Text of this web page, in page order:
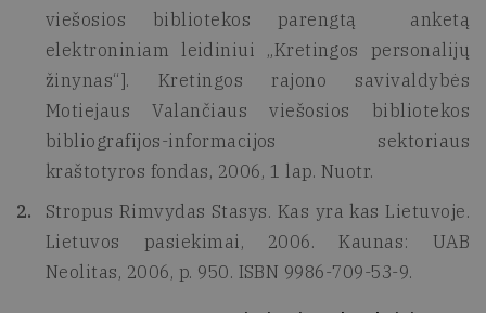
viešosios bibliotekos parengtą anketą
elektroniniam leidiniui „Kretingos personalijų
žinynas“]. Kretingos rajono savivaldybės
Motiejaus Valančiaus viešosios bibliotekos
bibliografijos-informacijos sektoriaus
kraštotyros fondas, 2006, 1 lap. Nuotr.
Stropus Rimvydas Stasys. Kas yra kas Lietuvoje.
Lietuvos pasiekimai, 2006. Kaunas: UAB
Neolitas, 2006, p. 950. ISBN 9986-709-53-9.